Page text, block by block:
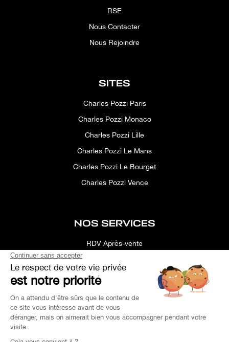
RSE
Nous Contacter
Nous Rejoindre
SITES
Charles Pozzi Paris
Charles Pozzi Monaco
Charles Pozzi Lille
Charles Pozzi Le Mans
Charles Pozzi Le Bourget
Charles Pozzi Vence
NOS SERVICES
RDV Après-vente
Simulateur
Recherche Personnalisée